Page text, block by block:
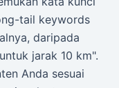
tail keywords
daripada
jarak 10 km".
Anda sesuai